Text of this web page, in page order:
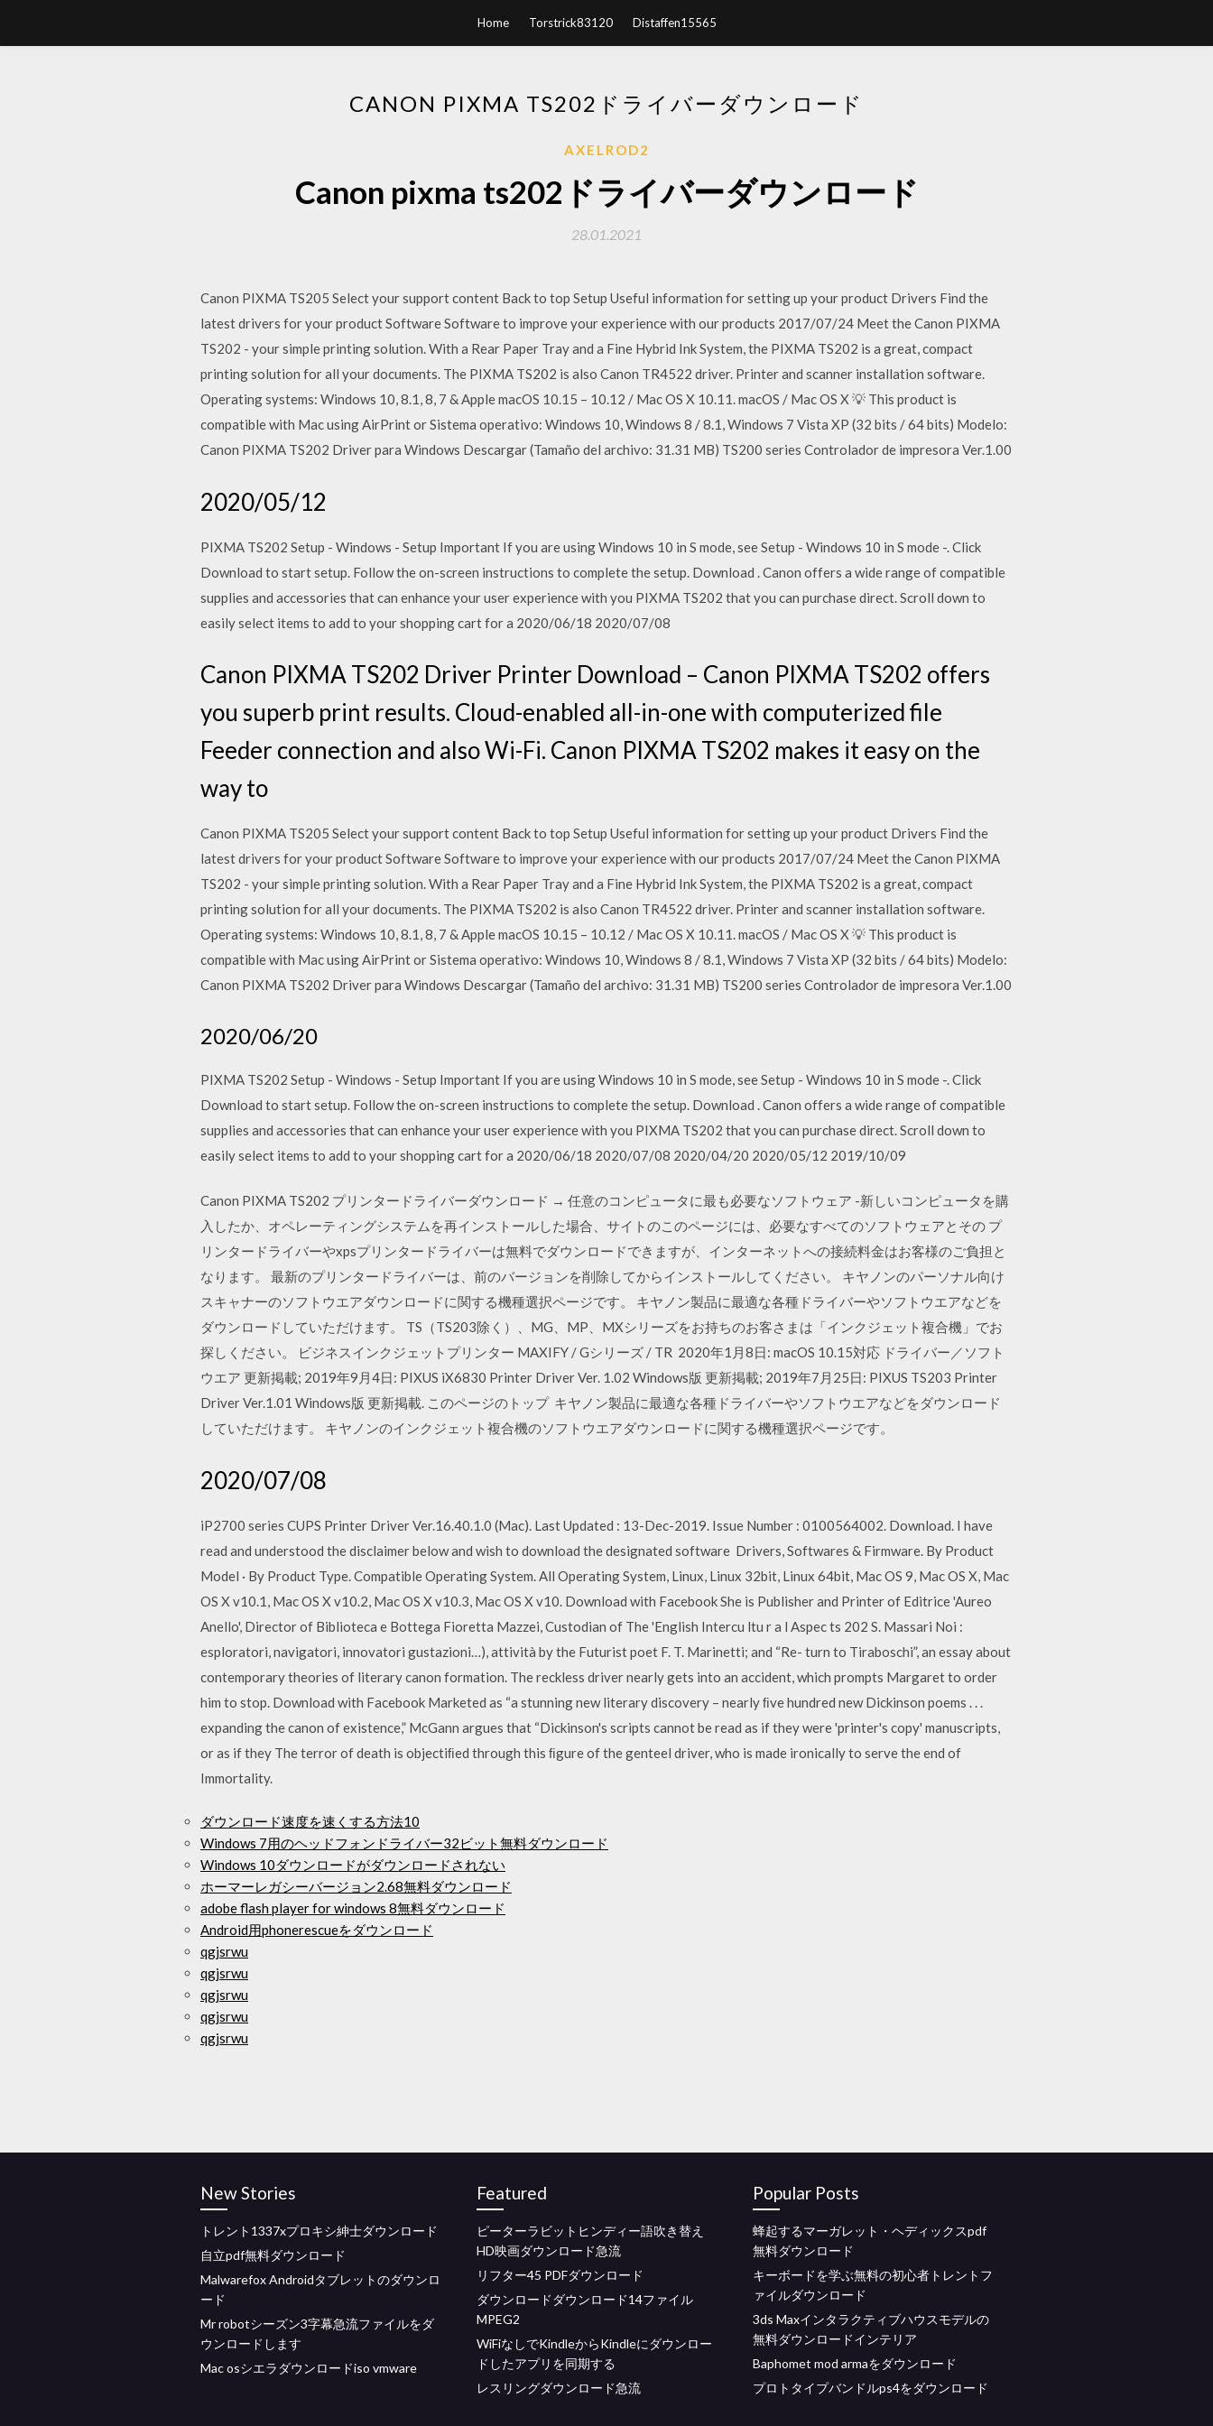
Home Torstrick83120 Distaffen15565
CANON PIXMA TS202ドライバーダウンロード
AXELROD2
Canon pixma ts202ドライバーダウンロード
28.01.2021
Canon PIXMA TS205 Select your support content Back to top Setup Useful information for setting up your product Drivers Find the
latest drivers for your product Software Software to improve your experience with our products 2017/07/24 Meet the Canon PIXMA
TS202 - your simple printing solution. With a Rear Paper Tray and a Fine Hybrid Ink System, the PIXMA TS202 is a great, compact
printing solution for all your documents. The PIXMA TS202 is also Canon TR4522 driver. Printer and scanner installation software.
Operating systems: Windows 10, 8.1, 8, 7 & Apple macOS 10.15 – 10.12 / Mac OS X 10.11. macOS / Mac OS X 💡 This product is
compatible with Mac using AirPrint or Sistema operativo: Windows 10, Windows 8 / 8.1, Windows 7 Vista XP (32 bits / 64 bits) Modelo:
Canon PIXMA TS202 Driver para Windows Descargar (Tamaño del archivo: 31.31 MB) TS200 series Controlador de impresora Ver.1.00
2020/05/12
PIXMA TS202 Setup - Windows - Setup Important If you are using Windows 10 in S mode, see Setup - Windows 10 in S mode -. Click
Download to start setup. Follow the on-screen instructions to complete the setup. Download . Canon offers a wide range of compatible
supplies and accessories that can enhance your user experience with you PIXMA TS202 that you can purchase direct. Scroll down to
easily select items to add to your shopping cart for a 2020/06/18 2020/07/08
Canon PIXMA TS202 Driver Printer Download – Canon PIXMA TS202 offers
you superb print results. Cloud-enabled all-in-one with computerized file
Feeder connection and also Wi-Fi. Canon PIXMA TS202 makes it easy on the
way to
Canon PIXMA TS205 Select your support content Back to top Setup Useful information for setting up your product Drivers Find the
latest drivers for your product Software Software to improve your experience with our products 2017/07/24 Meet the Canon PIXMA
TS202 - your simple printing solution. With a Rear Paper Tray and a Fine Hybrid Ink System, the PIXMA TS202 is a great, compact
printing solution for all your documents. The PIXMA TS202 is also Canon TR4522 driver. Printer and scanner installation software.
Operating systems: Windows 10, 8.1, 8, 7 & Apple macOS 10.15 – 10.12 / Mac OS X 10.11. macOS / Mac OS X 💡 This product is
compatible with Mac using AirPrint or Sistema operativo: Windows 10, Windows 8 / 8.1, Windows 7 Vista XP (32 bits / 64 bits) Modelo:
Canon PIXMA TS202 Driver para Windows Descargar (Tamaño del archivo: 31.31 MB) TS200 series Controlador de impresora Ver.1.00
2020/06/20
PIXMA TS202 Setup - Windows - Setup Important If you are using Windows 10 in S mode, see Setup - Windows 10 in S mode -. Click
Download to start setup. Follow the on-screen instructions to complete the setup. Download . Canon offers a wide range of compatible
supplies and accessories that can enhance your user experience with you PIXMA TS202 that you can purchase direct. Scroll down to
easily select items to add to your shopping cart for a 2020/06/18 2020/07/08 2020/04/20 2020/05/12 2019/10/09
Canon PIXMA TS202 プリンタードライバーダウンロード → 任意のコンピュータに最も必要なソフトウェア -新しいコンピュータを購
入したか、オペレーティングシステムを再インストールした場合、サイトのこのページには、必要なすべてのソフトウェアとその プ
リンタードライバーやxpsプリンタードライバーは無料でダウンロードできますが、インターネットへの接続料金はお客様のご負担と
なります。 最新のプリンタードライバーは、前のバージョンを削除してからインストールしてください。 キヤノンのパーソナル向け
スキャナーのソフトウエアダウンロードに関する機種選択ページです。 キヤノン製品に最適な各種ドライバーやソフトウエアなどを
ダウンロードしていただけます。 TS（TS203除く）、MG、MP、MXシリーズをお持ちのお客さまは「インクジェット複合機」でお
探しください。 ビジネスインクジェットプリンター MAXIFY / Gシリーズ / TR 2020年1月8日: macOS 10.15対応 ドライバー／ソフト
ウエア 更新掲載; 2019年9月4日: PIXUS iX6830 Printer Driver Ver. 1.02 Windows版 更新掲載; 2019年7月25日: PIXUS TS203 Printer
Driver Ver.1.01 Windows版 更新掲載. このページのトップ キヤノン製品に最適な各種ドライバーやソフトウエアなどをダウンロード
していただけます。 キヤノンのインクジェット複合機のソフトウエアダウンロードに関する機種選択ページです。
2020/07/08
iP2700 series CUPS Printer Driver Ver.16.40.1.0 (Mac). Last Updated : 13-Dec-2019. Issue Number : 0100564002. Download. I have
read and understood the disclaimer below and wish to download the designated software Drivers, Softwares & Firmware. By Product
Model · By Product Type. Compatible Operating System. All Operating System, Linux, Linux 32bit, Linux 64bit, Mac OS 9, Mac OS X, Mac
OS X v10.1, Mac OS X v10.2, Mac OS X v10.3, Mac OS X v10. Download with Facebook She is Publisher and Printer of Editrice 'Aureo
Anello', Director of Biblioteca e Bottega Fioretta Mazzei, Custodian of The 'English Intercu ltu r a l Aspec ts 202 S. Massari Noi :
esploratori, navigatori, innovatori gustazioni…), attività by the Futurist poet F. T. Marinetti; and “Re- turn to Tiraboschi”, an essay about
contemporary theories of literary canon formation. The reckless driver nearly gets into an accident, which prompts Margaret to order
him to stop. Download with Facebook Marketed as “a stunning new literary discovery – nearly ﬁve hundred new Dickinson poems . . .
expanding the canon of existence,” McGann argues that “Dickinson's scripts cannot be read as if they were 'printer's copy' manuscripts,
or as if they The terror of death is objectiﬁed through this ﬁgure of the genteel driver, who is made ironically to serve the end of
Immortality.
ダウンロード速度を速くする方法10
Windows 7用のヘッドフォンドライバー32ビット無料ダウンロード
Windows 10ダウンロードがダウンロードされない
ホーマーレガシーバージョン2.68無料ダウンロード
adobe flash player for windows 8無料ダウンロード
Android用phonerescueをダウンロード
qgjsrwu
qgjsrwu
qgjsrwu
qgjsrwu
qgjsrwu
New Stories
トレント1337xプロキシ紳士ダウンロード
自立pdf無料ダウンロード
Malwarefox Androidタブレットのダウンロ
ード
Mr robotシーズン3字幕急流ファイルをダ
ウンロードします
Mac osシエラダウンロードiso vmware
Featured
ピーターラビットヒンディー語吹き替え
HD映画ダウンロード急流
リフター45 PDFダウンロード
ダウンロードダウンロード14ファイル
MPEG2
WiFiなしでKindleからKindleにダウンロー
ドしたアプリを同期する
レスリングダウンロード急流
Popular Posts
蜂起するマーガレット・ヘディックスpdf
無料ダウンロード
キーボードを学ぶ無料の初心者トレントフ
ァイルダウンロード
3ds Maxインタラクティブハウスモデルの
無料ダウンロードインテリア
Baphomet mod armaをダウンロード
プロトタイプバンドルps4をダウンロード